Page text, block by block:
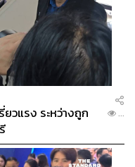
วแรง ระหว่างถูก
...